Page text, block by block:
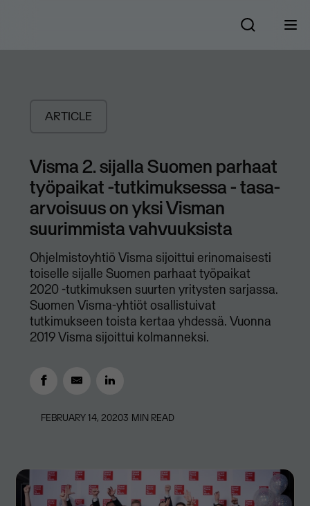
ARTICLE
​Visma 2. sijalla Suomen parhaat
työpaikat -tutkimuksessa - tasa-
arvoisuus on yksi Visman
suurimmista vahvuuksista
Ohjelmistoyhtiö Visma sijoittui erinomaisesti
toiselle sijalle Suomen parhaat työpaikat
2020 -tutkimuksen suurten yritysten sarjassa.
Suomen Visma-yhtiöt osallistuivat
tutkimukseen toista kertaa yhdessä. Vuonna
2019 Visma sijoittui kolmanneksi.
FEBRUARY 14, 20203 MIN READ